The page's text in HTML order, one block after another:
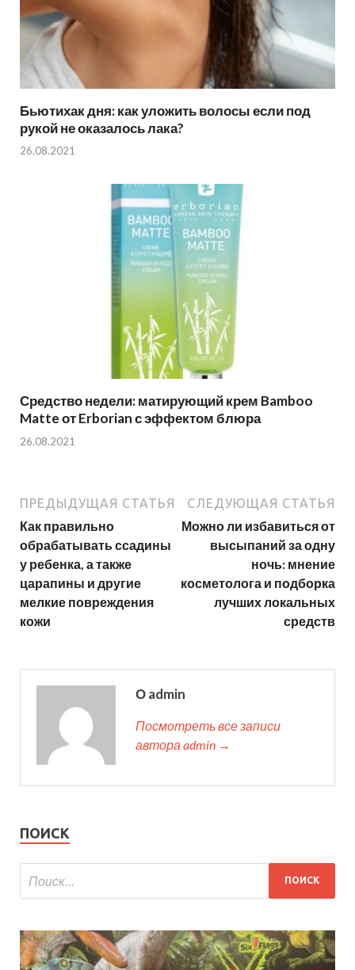
Бьютихак дня: как уложить волосы если под
рукой не оказалось лака?
26.08.2021
Средство недели: матирующий крем Bamboo
Matte от Erborian с эффектом блюра
26.08.2021
ПРЕДЫДУЩАЯ СТАТЬЯ
Как правильно
обрабатывать ссадины
у ребенка, а также
царапины и другие
мелкие повреждения
кожи
СЛЕДУЮЩАЯ СТАТЬЯ
Можно ли избавиться от
высыпаний за одну
ночь: мнение
косметолога и подборка
лучших локальных
средств
О admin
Посмотреть все записи
автора admin →
ПОИСК